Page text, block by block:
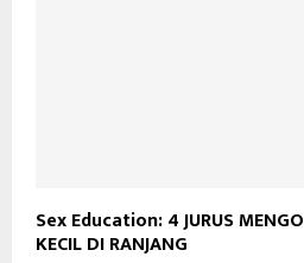
Sex Education: 4 JURUS
KECIL DI RANJANG